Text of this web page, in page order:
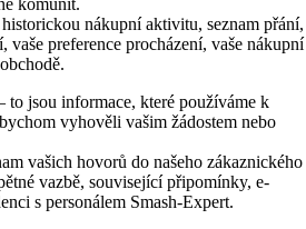
komunit.
nákupní aktivitu, seznam přání,
vaše preference procházení, vaše nákupní
to jsou informace, které používáme k
vyhověli vašim žádostem nebo
vašich hovorů do našeho zákaznického
vazbě, související připomínky, e-
s personálem Smash-Expert.